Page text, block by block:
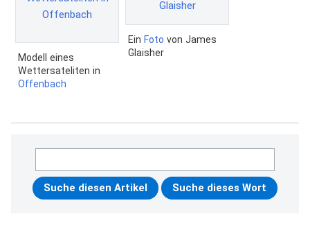
Modell eines
Wettersateliten in
Offenbach
Ein Foto von James
Glaisher